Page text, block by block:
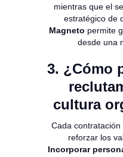
mientras que el
estratégico de
Magneto permite
desde una
3. ¿Cómo
cultura
Cada contratación
reforzar los
Incorporar